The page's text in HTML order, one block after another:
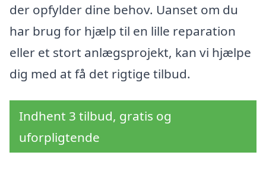
der opfylder dine behov. Uanset om du
har brug for hjælp til en lille reparation
eller et stort anlægsprojekt, kan vi hjælpe
dig med at få det rigtige tilbud.
Indhent 3 tilbud, gratis og
uforpligtende